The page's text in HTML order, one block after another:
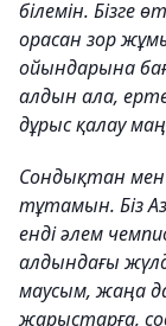
білемін. Бізге
орасан зор
ойындарына
алдын ала,
дұрыс қалау
Сондықтан мен
тұтамын. Біз
енді әлем
алдындағы
маусым, жаңа
жарыстарға,